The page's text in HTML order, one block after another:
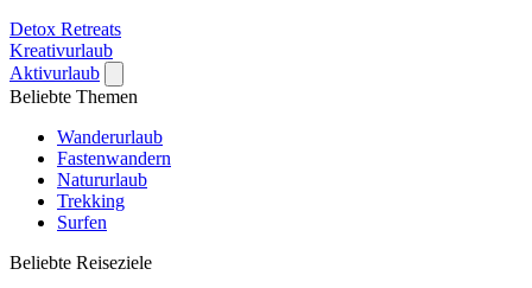
Detox Retreats
Kreativurlaub
Aktivurlaub
Beliebte Themen
Wanderurlaub
Fastenwandern
Natururlaub
Trekking
Surfen
Beliebte Reiseziele